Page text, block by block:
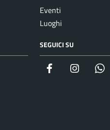
Eventi
Luoghi
SEGUICI SU
Facebook Instagram